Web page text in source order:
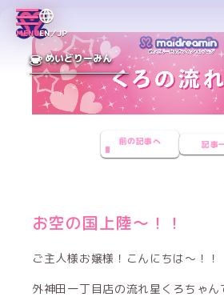
MENUEN／JP
めいどりーみん
前の記事へ 記事
お空の国上陸〜！！
ご主人様お嬢様！こんにちは〜！！
外神田一丁目店の流れ星くろちゃん